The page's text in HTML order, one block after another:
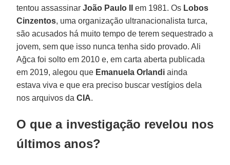
tentou assassinarJoão Paulo II em 1981. Os Lobos
Cinzentos, uma organização ultranacionalista turca,
são acusados há muito tempo de terem sequestrado a
jovem, sem que isso nunca tenha sido provado. Ali
Ağca foi solto em 2010 e, em carta aberta publicada
em 2019, alegou que Emanuela Orlandi ainda
estava viva e que era preciso buscar vestígios dela
nos arquivos daCIA.
O que a investigação revelou nos
últimos anos?